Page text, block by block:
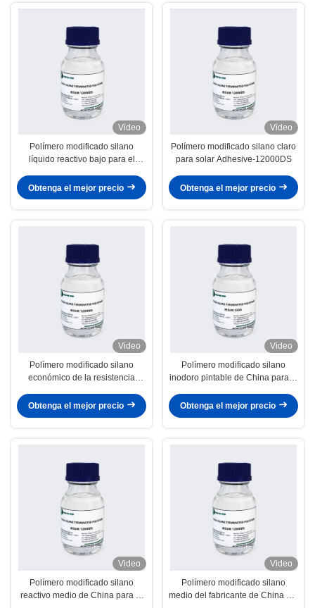
Video
Polímero modificado silano
líquido reactivo bajo para el
alto sellante de la tachuela
Obtenga el mejor precio
Video
Polímero modificado silano claro
para solar Adhesive-12000DS
Obtenga el mejor precio
Video
Polímero modificado silano
económico de la resistencia
sellante
Obtenga el mejor precio
Video
Polímero modificado silano
inodoro pintable de China para el
automóvil
Obtenga el mejor precio
Video
Polímero modificado silano
reactivo medio de China para el
Video
Polímero modificado silano
medio del fabricante de China del